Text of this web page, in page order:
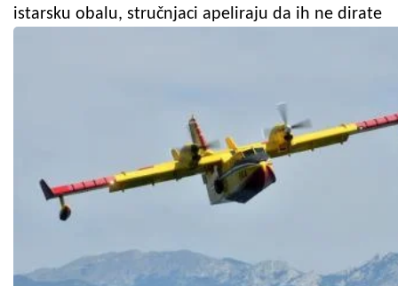
istarsku obalu, stručnjaci apeliraju da ih ne dirate